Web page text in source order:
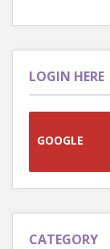
LOGIN HERE
GOOGLE
CATEGORY